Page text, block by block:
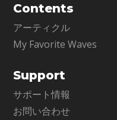
Contents
アーティクル
My Favorite Waves
Support
サポート情報
お問い合わせ